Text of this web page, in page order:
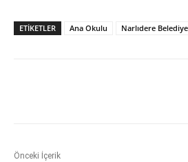
ETİKETLER Ana Okulu Narlıdere
Önceki İçerik